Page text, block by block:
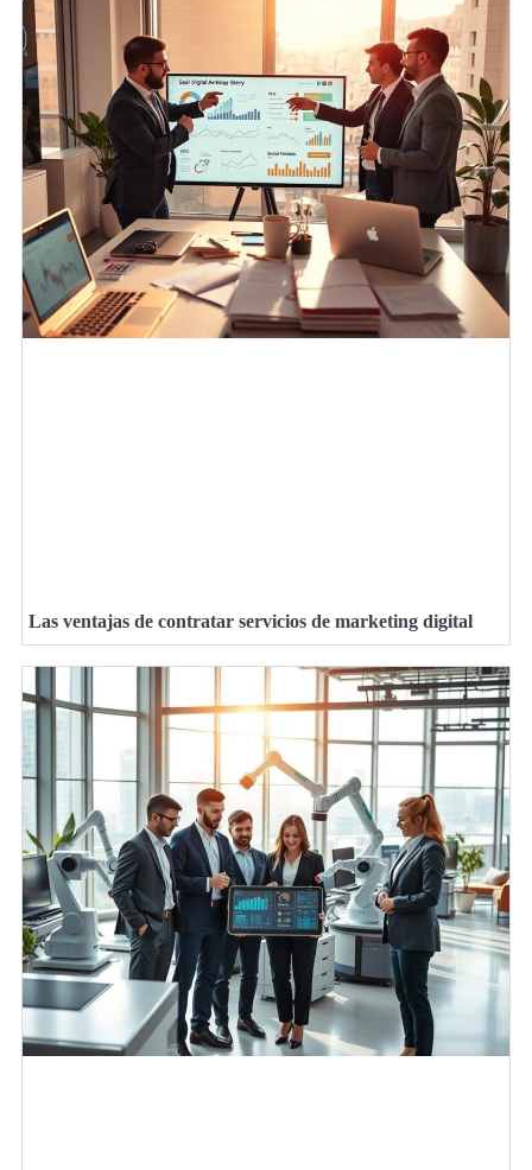
Las ventajas de contratar servicios de marketing digital